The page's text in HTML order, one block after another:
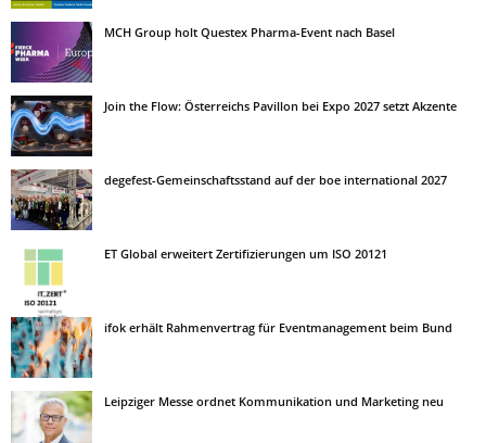
MCH Group holt Questex Pharma-Event nach Basel
Join the Flow: Österreichs Pavillon bei Expo 2027 setzt Akzente
degefest-Gemeinschaftsstand auf der boe international 2027
ET Global erweitert Zertifizierungen um ISO 20121
ifok erhält Rahmenvertrag für Eventmanagement beim Bund
Leipziger Messe ordnet Kommunikation und Marketing neu